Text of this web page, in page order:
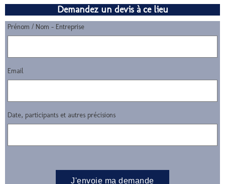
Demandez un devis à ce lieu
Prénom / Nom - Entreprise
Email
Date, participants et autres précisions